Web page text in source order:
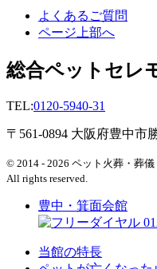
よくあるご質問
ページ上部へ
総合ペットセレ
TEL:0120-5940-31
〒561-0894 大阪府豊中市
© 2014 - 2026 ペット火葬・葬
All rights reserved.
豊中・箕面会館
当館の特長